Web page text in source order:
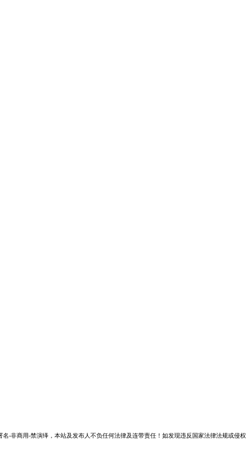
-非商用-禁演绎，本站及发布人不负任何法律及连带责任！如发现违反国家法律法规或侵权